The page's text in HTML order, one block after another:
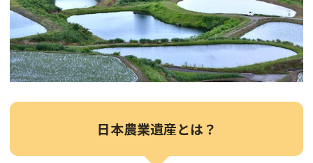
日本農業遺産とは？